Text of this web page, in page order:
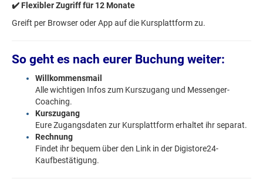
✔️ Flexibler Zugriff für 12 Monate
Greift per Browser oder App auf die Kursplattform zu.
So geht es nach eurer Buchung weiter:
Willkommensmail
Alle wichtigen Infos zum Kurszugang und Messenger-
Coaching.
Kurszugang
Eure Zugangsdaten zur Kursplattform erhaltet ihr separat.
Rechnung
Findet ihr bequem über den Link in der Digistore24-
Kaufbestätigung.